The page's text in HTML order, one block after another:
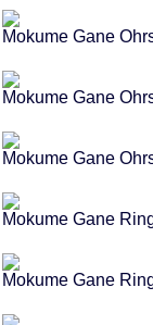
Mokume Gane
Mokume Gane
Mokume Gane
Mokume Gane
Mokume Gane